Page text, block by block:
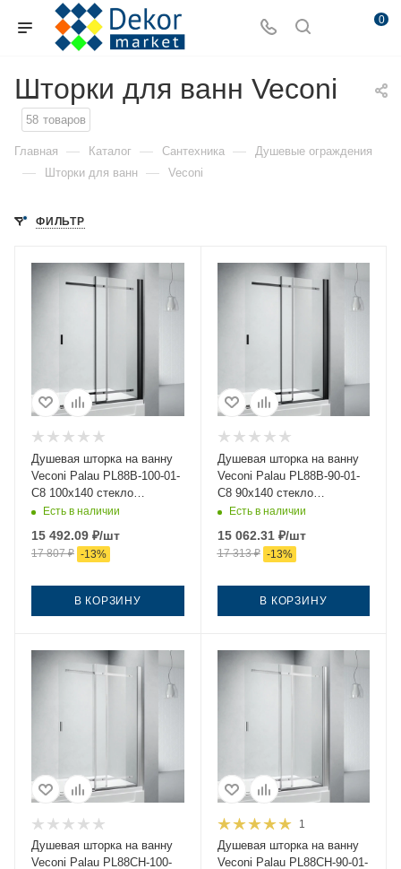
0
Шторки для ванн Veconi
58 товаров
Главная — Каталог — Сантехника — Душевые ограждения
— Шторки для ванн — Veconi
ФИЛЬТР
Душевая шторка на ванну
Veconi Palau PL88B-100-01-
C8 100х140 стекло
прозрачное профиль
универсальная
Есть в наличии
15 492.09 ₽/шт
17 807₽ -13%
В КОРЗИНУ
Душевая шторка на ванну
Veconi Palau PL88B-90-01-
C8 90х140 стекло
прозрачное профиль
универсальная
Есть в наличии
15 062.31₽/шт
17 313₽ -13%
В КОРЗИНУ
Душевая шторка на ванну
Veconi Palau PL88CH-100-
1
Душевая шторка на ванну
Veconi Palau PL88CH-90-01-